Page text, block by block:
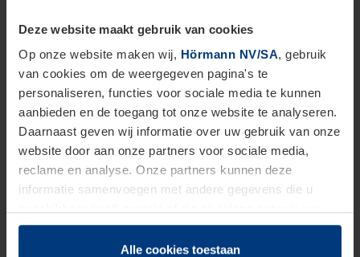
Deze website maakt gebruik van cookies
Op onze website maken wij, Hörmann NV/SA, gebruik
van cookies om de weergegeven pagina's te
personaliseren, functies voor sociale media te kunnen
aanbieden en de toegang tot onze website te analyseren.
Daarnaast geven wij informatie over uw gebruik van onze
website door aan onze partners voor sociale media,
reclame en analyse. Onze partners kunnen deze
informatie samenvoegen met andere gegevens die u
hun diensten hebben verzameld.
Juridisch hebben wij het recht om cookies op uw
Alle cookies toestaan